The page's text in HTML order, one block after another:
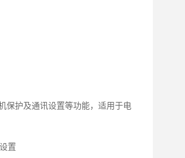
保护及通讯设置等功能，适用于电
置